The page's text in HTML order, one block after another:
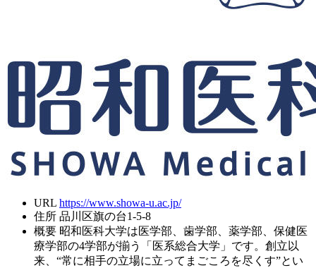
URL https://www.showa-u.ac.jp/
住所 品川区旗の台1-5-8
概要 昭和医科大学は医学部、歯学部、薬学部、保健医
療学部の4学部が揃う「医系総合大学」です。創立以
来、“常に相手の立場に立ってまごころを尽くす”とい